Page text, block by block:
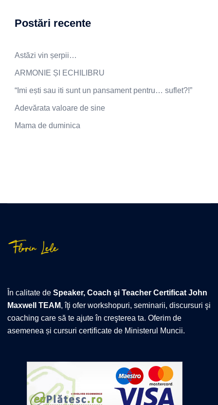
Postări recente
Astăzi vin șerpii…
ARMONIE ȘI ECHILIBRU
“Imi ești sau iti sunt un pansament pentru… suflet?!”
Adevărata valoare de sine
Mama de duminica
În calitate de Speaker, Coach şi Teacher Certificat John
Maxwell TEAM, îţi ofer workshopuri, seminarii, discursuri şi
coaching care să te ajute în creşterea ta. Oferim de
asemenea și cursuri certificate de Ministerul Muncii.